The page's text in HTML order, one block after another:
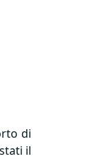
di
il